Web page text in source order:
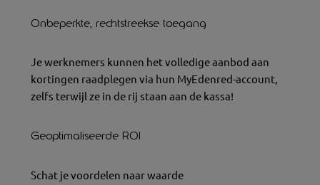
Onbeperkte, rechtstreekse toegang
Je werknemers kunnen het volledige aanbod aan
kortingen raadplegen via hun MyEdenred-account,
zelfs terwijl ze in de rij staan aan de kassa!
Geoptimaliseerde ROI
Schat je voordelen naar waarde